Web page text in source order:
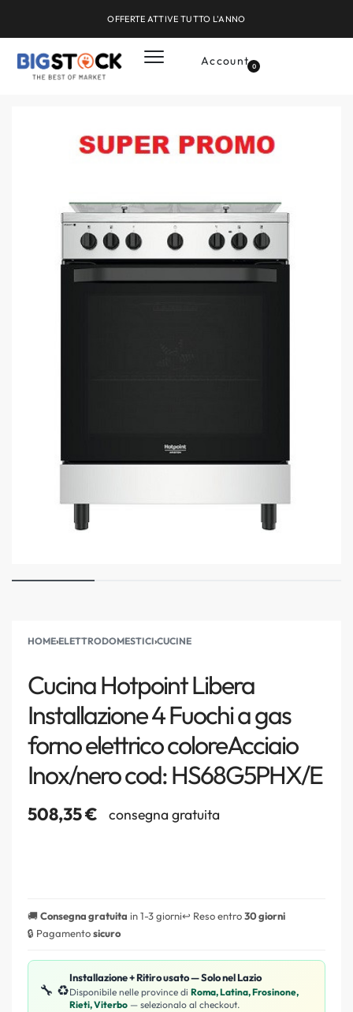
OFFERTE ATTIVE TUTTO L'ANNO
Account 0
HOME›ELETTRODOMESTICI›CUCINE
Cucina Hotpoint Libera
Installazione 4 Fuochi a gas
forno elettrico coloreAcciaio
Inox/nero cod: HS68G5PHX/E
508,35€ consegna gratuita
🚚Consegna gratuita in 1-3 giorni↩️ Reso entro30 giorni
🔒 Pagamentosicuro
🔧 ♻️
Installazione + Ritiro usato — Solo nel Lazio
Disponibile nelle province di Roma, Latina, Frosinone,
Rieti, Viterbo — selezionalo al checkout.